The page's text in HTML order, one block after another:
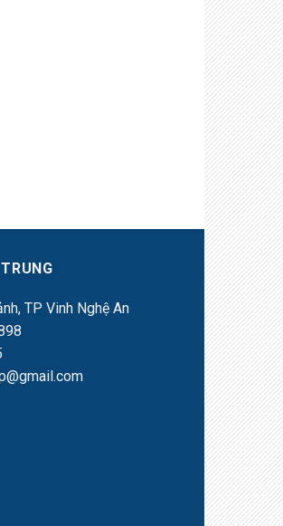
TP Vinh Nghệ An